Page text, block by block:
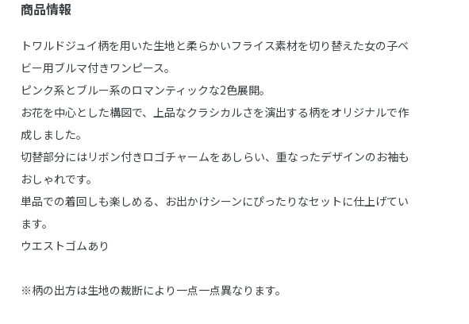
商品情報
トワルドジュイ柄を用いた生地と柔らかいフライス素材を切り替えた女の子ベ
ビー用ブルマ付きワンピース。
ピンク系とブルー系のロマンティックな2色展開。
お花を中心とした構図で、上品なクラシカルさを演出する柄をオリジナルで作
成しました。
切替部分にはリボン付きロゴチャームをあしらい、重なったデザインのお袖も
おしゃれです。
単品での着回しも楽しめる、お出かけシーンにぴったりなセットに仕上げてい
ます。
ウエストゴムあり
※柄の出方は生地の裁断により一点一点異なります。